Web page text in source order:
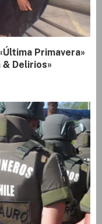
Primavera»
Delirios»